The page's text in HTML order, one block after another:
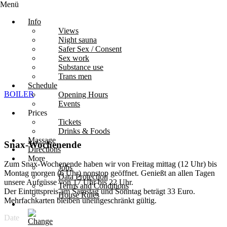
BOILER
Menü
Info
Views
Night sauna
Safer Sex / Consent
Sex work
Substance use
Trans men
Schedule
Opening Hours
Events
Prices
Tickets
Drinks & Foods
Massage
Directions
More
Jobs
Data Protection
Terms and Conditions
House Rules
Snax-Wochenende
Zum Snax-Wochenende haben wir von Freitag mittag (12 Uhr) bis
Montag morgen (6 Uhr) nonstop geöffnet. Genießt an allen Tagen
unsere Aufgüsse von 17 Uhr bis 22 Uhr.
Der Eintrittspreis am Samstag und Sonntag beträgt 33 Euro.
Mehrfachkarten bleiben uneingeschränkt gültig.
Date